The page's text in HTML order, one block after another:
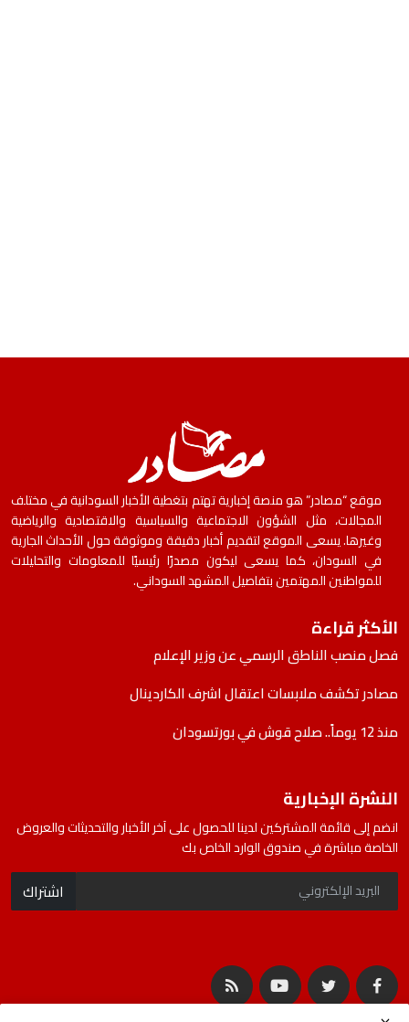
موقع “مصادر” هو منصة إخبارية تهتم بتغطية الأخبار السودانية في مختلف
المجالات، مثل الشؤون الاجتماعية والسياسية والاقتصادية والرياضية
وغيرها. يسعى الموقع لتقديم أخبار دقيقة وموثوقة حول الأحداث الجارية
في السودان، كما يسعى ليكون مصدرًا رئيسيًا للمعلومات والتحليلات
للمواطنين المهتمين بتفاصيل المشهد السوداني.
الأكثر قراءة
فصل منصب الناطق الرسمي عن وزير الإعلام
مصادر تكشف ملابسات اعتقال اشرف الكاردينال
منذ 12 يوماً.. صلاح قوش في بورتسودان
النشرة الإخبارية
انضم إلى قائمة المشتركين لدينا للحصول على آخر الأخبار والتحديثات والعروض
الخاصة مباشرة في صندوق الوارد الخاص بك
اشتراك